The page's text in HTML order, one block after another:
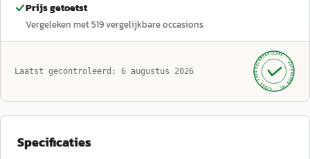
Prijs getoetst
Vergeleken met519vergelijkbare occasions
Laatst gecontroleerd: 6 augustus 2026 GECONTROLEERD ·
AUTOKOPEN.NL
· SINDS 1999 ·
Specificaties